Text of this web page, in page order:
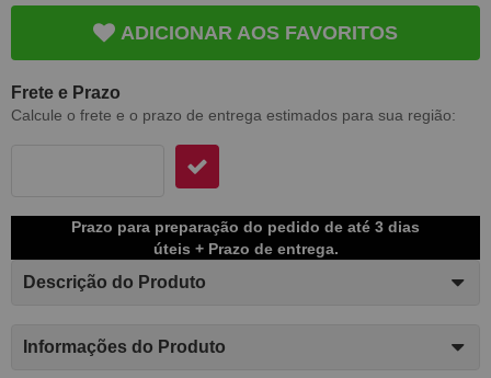
ADICIONAR AOS FAVORITOS
Frete e Prazo
Calcule o frete e o prazo de entrega estimados para sua região:
Prazo para preparação do pedido de até 3 dias
úteis + Prazo de entrega.
Descrição do Produto
Informações do Produto